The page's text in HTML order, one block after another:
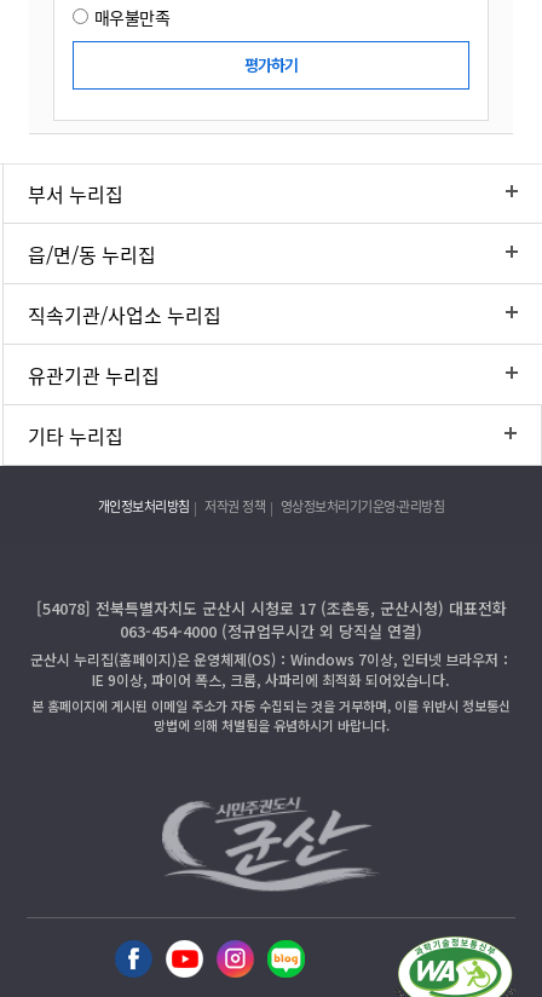
매우불만족
부서 누리집
읍/면/동 누리집
직속기관/사업소 누리집
유관기관 누리집
기타 누리집
개인정보처리방침 저작권 정책 영상정보처리기기운영·관리방침
[54078] 전북특별자치도 군산시 시청로 17 (조촌동, 군산시청) 대표전화
063-454-4000 (정규업무시간 외 당직실 연결)
군산시 누리집(홈페이지)은 운영체제(OS)：Windows 7이상, 인터넷 브라우저：
IE 9이상, 파이어 폭스, 크롬, 사파리에 최적화 되어있습니다.
본 홈페이지에 게시된 이메일 주소가 자동 수집되는 것을 거부하며, 이를 위반시 정보통신
망법에 의해 처벌됨을 유념하시기 바랍니다.